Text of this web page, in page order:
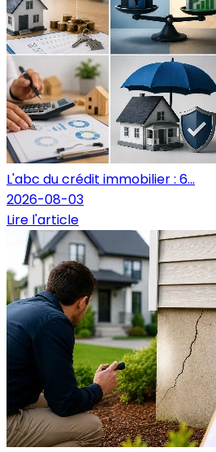
L'abc du crédit immobilier : 6...
2026-08-03
Lire l'article